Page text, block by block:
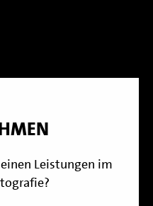
Leistungen im